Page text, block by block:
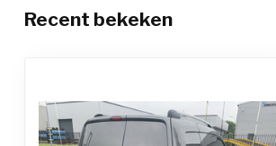
Recent bekeken